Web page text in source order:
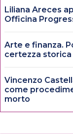
Liliana Areces
Officina
Arte e finanza.
certezza
Vincenzo
come
morto